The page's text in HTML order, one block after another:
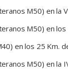
M50) en la
M50) en
en los 25 Km.
M50) en la